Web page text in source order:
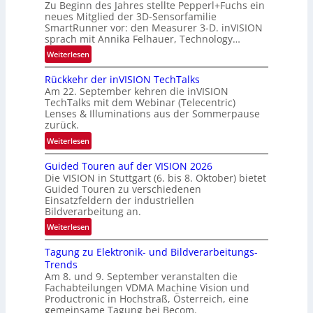
n
d
e
Zu Beginn des Jahres stellte Pepperl+Fuchs ein
neues Mitglied der 3D-Sensorfamilie
SmartRunner vor: den Measurer 3-D. inVISION
sprach mit Annika Felhauer, Technology…
Weiterlesen:
U
n
b
e
g
r
e
z
t
e
M
ö
g
l
c
h
k
Rückkehr der inVISION TechTalks
Am 22. September kehren die inVISION
TechTalks mit dem Webinar (Telecentric)
Lenses & Illuminations aus der Sommerpause
zurück.
Weiterlesen:
R
ü
c
k
k
e
h
e
r
i
Guided Touren auf der VISION 2026
Die VISION in Stuttgart (6. bis 8. Oktober) bietet
Guided Touren zu verschiedenen
Einsatzfeldern der industriellen
Bildverarbeitung an.
Weiterlesen:
G
u
d
e
d
Tagung zu Elektronik- und Bildverarbeitungs-
Trends
Am 8. und 9. September veranstalten die
Fachabteilungen VDMA Machine Vision und
Productronic in Hochstraß, Österreich, eine
gemeinsame Tagung bei Becom.